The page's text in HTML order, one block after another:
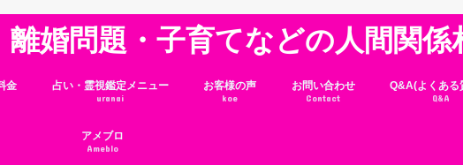
婚問題・子育てなどの人間関係
金 占い・霊視鑑定メニュー
uranai
お客様の声
koe
お問い合わせ
Contact
Q&A(よくある
Q&A
アメブロ
Ameblo